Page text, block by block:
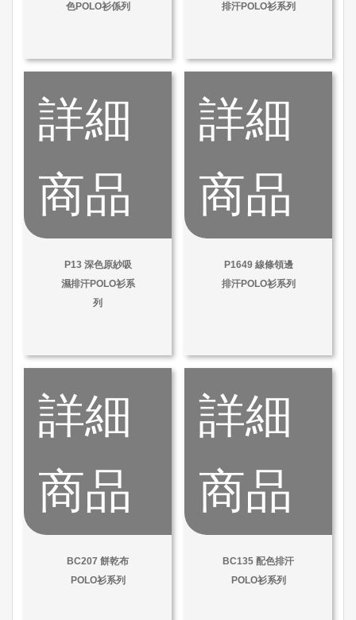
色POLO衫係列
排汗POLO衫系列
詳細
商品
P13 深色原紗吸
濕排汗POLO衫系
列
詳細
商品
P1649 線條領邊
排汗POLO衫系列
詳細
商品
BC207 餅乾布
POLO衫系列
詳細
商品
BC135 配色排汗
POLO衫系列